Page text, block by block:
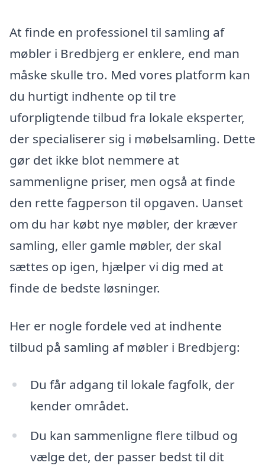
At finde en professionel til samling af
møbler i Bredbjerg er enklere, end man
måske skulle tro. Med vores platform kan
du hurtigt indhente op til tre
uforpligtende tilbud fra lokale eksperter,
der specialiserer sig i møbelsamling. Dette
gør det ikke blot nemmere at
sammenligne priser, men også at finde
den rette fagperson til opgaven. Uanset
om du har købt nye møbler, der kræver
samling, eller gamle møbler, der skal
sættes op igen, hjælper vi dig med at
finde de bedste løsninger.
Her er nogle fordele ved at indhente
tilbud på samling af møbler i Bredbjerg:
Du får adgang til lokale fagfolk, der
kender området.
Du kan sammenligne flere tilbud og
vælge det, der passer bedst til dit